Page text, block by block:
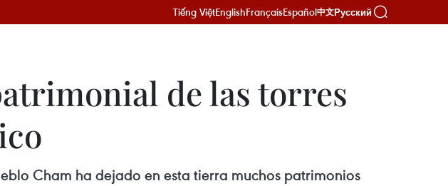
Tiếng ViệtEnglishFrançaisEspañol中文Русский
de las torres
Cham ha dejado en esta tierra muchos patrimonios